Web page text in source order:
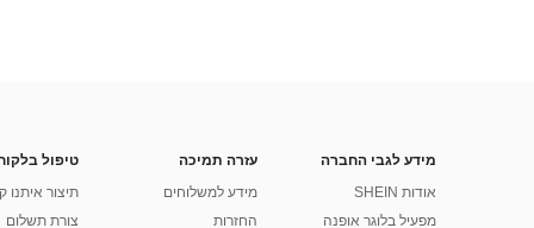
מידע לגבי החברה
אודות SHEIN
מפעיל בלוגר אופנה
עזרה תמיכה
מידע למשלוחים
החזרות
טיפול
תיצור איתנו
צורת תשלום